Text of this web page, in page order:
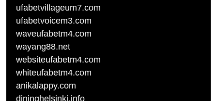
ufabetvillageum7.com
ufabetvoicem3.com
waveufabetm4.com
wayang88.net
websiteufabetm4.com
whiteufabetm4.com
anikalappy.com
dininghelsinki.info